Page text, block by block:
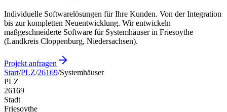
Individuelle Softwarelösungen für Ihre Kunden. Von der Integration
bis zur kompletten Neuentwicklung. Wir entwickeln
maßgeschneiderte Software für Systemhäuser in Friesoythe
(Landkreis Cloppenburg, Niedersachsen).
Projekt anfragen
Start/PLZ/26169/Systemhäuser
PLZ
26169
Stadt
Friesoythe